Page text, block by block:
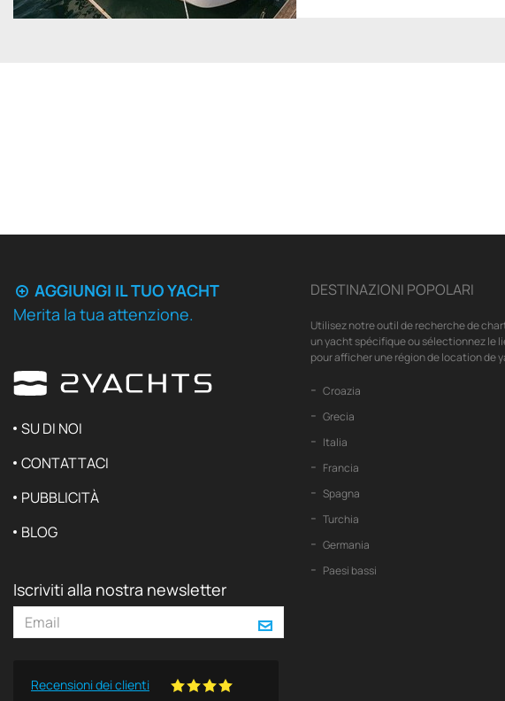
AGGIUNGI IL TUO YACHT
Merita la tua attenzione.
SU DI NOI
CONTATTACI
PUBBLICITÀ
BLOG
Iscriviti alla nostra newsletter
Recensioni dei clienti
DESTINAZIONI POPOLARI
Utilisez notre outil de recherche de
un yacht spécifique ou sélectionnez le
pour afficher une région de location de
Croazia
Grecia
Italia
Francia
Spagna
Turchia
Germania
Paesi bassi